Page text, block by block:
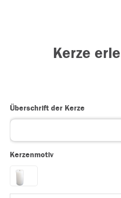
Kerze
Überschrift der Kerze
Kerzenmotiv